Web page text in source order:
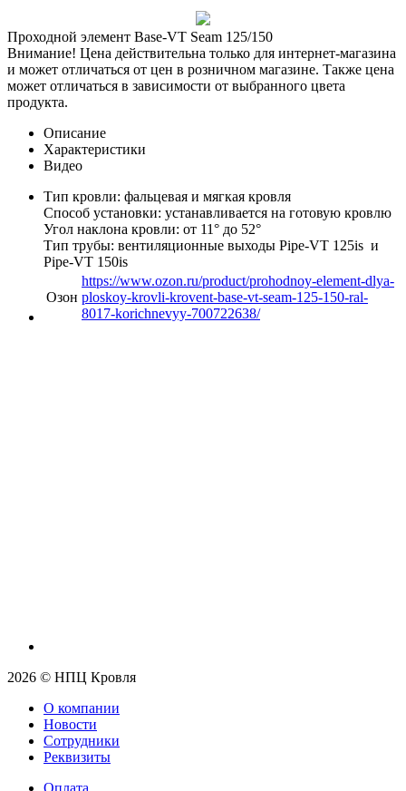
Проходной элемент Base-VT Seam 125/150
Внимание! Цена действительна только для интернет-магазина
и может отличаться от цен в розничном магазине. Также цена
может отличаться в зависимости от выбранного цвета
продукта.
Описание
Характеристики
Видео
Тип кровли: фальцевая и мягкая кровля
Способ установки: устанавливается на готовую кровлю
Угол наклона кровли: от 11° до 52°
Тип трубы: вентиляционные выходы Pipe-VT 125is и
Pipe-VT 150is
Озон
https://www.ozon.ru/product/prohodnoy-element-dlya-
ploskoy-krovli-krovent-base-vt-seam-125-150-ral-
8017-korichnevyy-700722638/
2026 © НПЦ Кровля
О компании
Новости
Сотрудники
Реквизиты
Оплата